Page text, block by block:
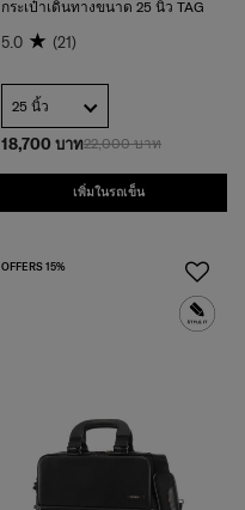
22,000 บาท
18,700 บาท
เพิ่มในรถเข็น
กระเป๋าเดินทางขนาด 25 นิ้ว TAG
5.0 (21)
25 นิ้ว
OFFERS 15%